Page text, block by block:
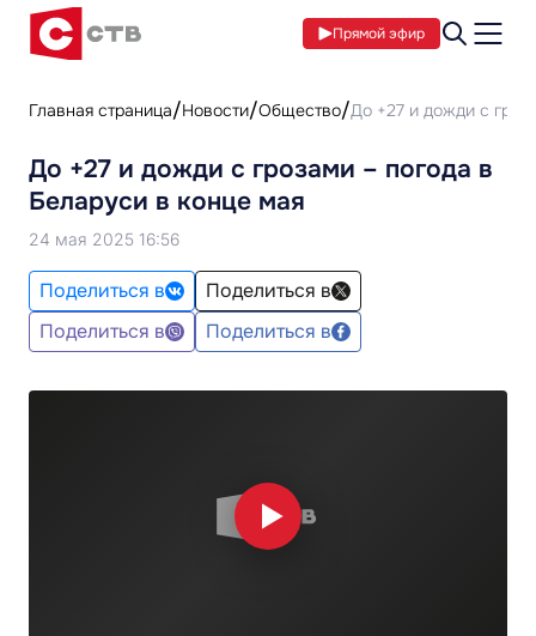
Прямой эфир
Главная страница Новости Общество До +27 и дожди с
До +27 и дожди с грозами – погода в
Беларуси в конце мая
24 мая 2025 16:56
Поделиться в
Поделиться в
Поделиться в
Поделиться в